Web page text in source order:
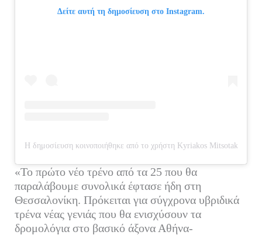
Δείτε αυτή τη δημοσίευση στο Instagram.
Η δημοσίευση κοινοποιήθηκε από το χρήστη Kyriakos Mitsotakis
«Το πρώτο νέο τρένο από τα 25 που θα
παραλάβουμε συνολικά έφτασε ήδη στη
Θεσσαλονίκη. Πρόκειται για σύγχρονα υβριδικά
τρένα νέας γενιάς που θα ενισχύσουν τα
δρομολόγια στο βασικό άξονα Αθήνα-